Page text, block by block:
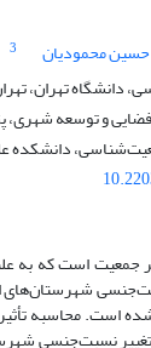
حسین محمودیان
3
تهران،
و توسعه شهری،
دانشکده
جمعیت است که به